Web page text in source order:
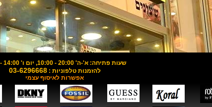
שעות פתיחה: א'-ה' 20:00 - 10:00, יום ו' 14:00 - 10:00
להזמנות טלפוניות :03-6296668
אפשרות לאיסוף עצמי